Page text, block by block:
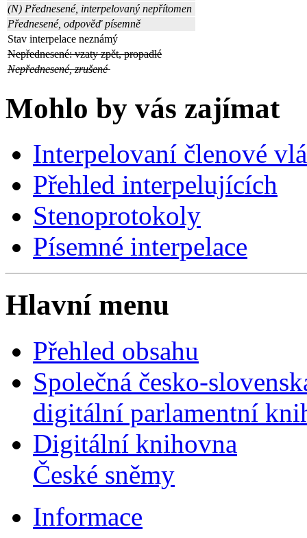
(N) Přednesené, interpelovaný nepřítomen
Přednesené, odpověď písemně
Stav interpelace neznámý
Nepřednesené: vzaty zpět, propadlé
Nepřednesené, zrušené
Mohlo by vás zajímat
Interpelovaní členové
Přehled interpelujících
Stenoprotokoly
Písemné interpelace
Hlavní menu
Přehled obsahu
Společná česko-
digitální parlamentní
Digitální knihovna
České sněmy
Informace